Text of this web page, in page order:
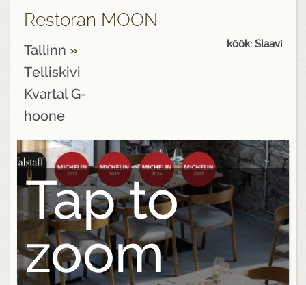
Restoran MOON
Tallinn »
Telliskivi
Kvartal G-
hoone
köök: Slaavi
Tap to
zoom